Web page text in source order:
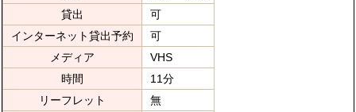
貸出
可
インターネット貸出予約
可
メディア
VHS
時間
11分
リーフレット
無